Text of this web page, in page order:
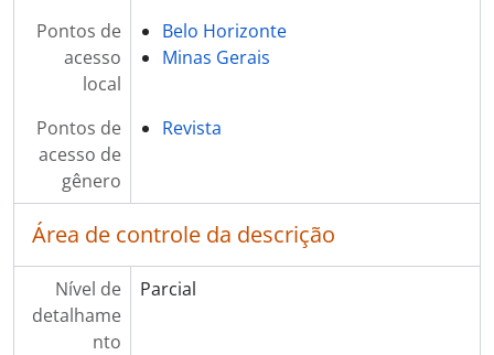
Pontos de
acesso
local
Belo Horizonte
Minas Gerais
Pontos de
acesso de
gênero
Revista
Área de controle da descrição
Nível de
detalhame
nto
Parcial